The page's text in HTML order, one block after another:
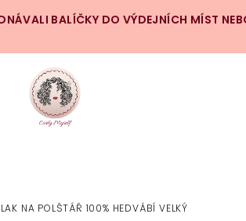
BALÍČKY DO VÝDEJNÍCH MÍST
NA POLŠTÁŘ 100% HEDVÁBÍ VELKÝ